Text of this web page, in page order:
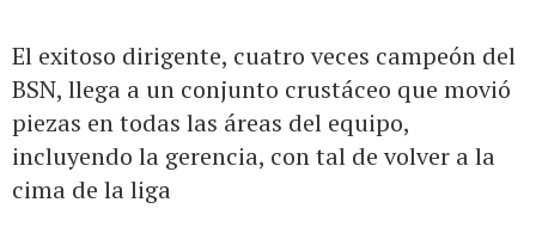
El exitoso dirigente, cuatro veces campeón del
BSN, llega a un conjunto crustáceo que movió
piezas en todas las áreas del equipo,
incluyendo la gerencia, con tal de volver a la
cima de la liga